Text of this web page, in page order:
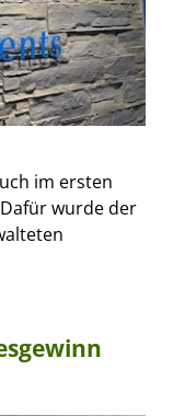
im ersten
wurde der